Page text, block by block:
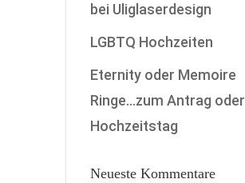
bei Uliglaserdesign
LGBTQ Hochzeiten
Eternity oder Memoire
Ringe…zum Antrag oder
Hochzeitstag
Neueste Kommentare